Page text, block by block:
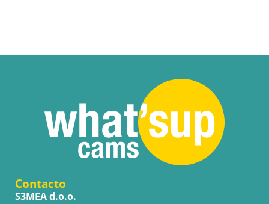
Contacto
S3MEA d.o.o.